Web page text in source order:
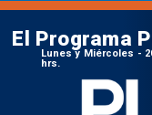
El Programa
Lunes y Miércoles -
hrs.